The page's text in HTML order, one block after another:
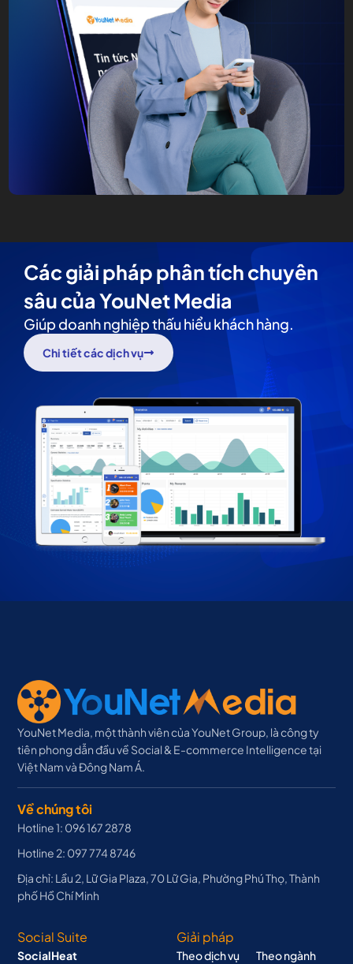
Các giải pháp phân tích chuyên
sâu của YouNet Media
Giúp doanh nghiệp thấu hiểu khách hàng.
Chi tiết các dịch vụ
YouNet Media, một thành viên của YouNet Group, là công ty
tiên phong dẫn đầu về Social & E-commerce Intelligence tại
Việt Nam và Đông Nam Á.
Về chúng tôi
Hotline 1: 096 167 2878
Hotline 2: 097 774 8746
Địa chỉ: Lầu 2, Lữ Gia Plaza, 70 Lữ Gia, Phường Phú Thọ, Thành
phố Hồ Chí Minh
Social Suite
SocialHeat
Giải pháp
Theo dịch vụ
Theo ngành